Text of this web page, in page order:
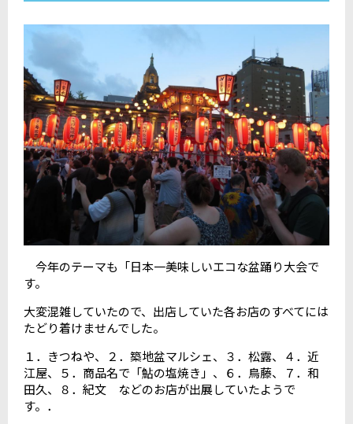
今年のテーマも「日本一美味しいエコな盆踊り大会で
す。
大変混雑していたので、出店していた各お店のすべてには
たどり着けませんでした。
１．きつねや、２．築地盆マルシェ、３．松露、４．近
江屋、５．商品名で「鮎の塩焼き」、６．鳥藤、７．和
田久、８．紀文 などのお店が出展していたようで
す。．